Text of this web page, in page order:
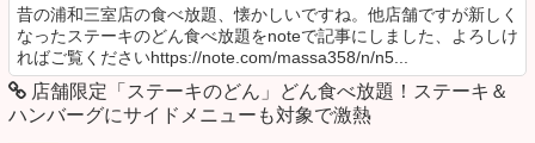
昔の浦和三室店の食べ放題、懐かしいですね。他店舗ですが新しく
なったステーキのどん食べ放題をnoteで記事にしました、よろしけ
ればご覧くださいhttps://note.com/massa358/n/n5...
店舗限定「ステーキのどん」どん食べ放題！ステーキ＆
ハンバーグにサイドメニューも対象で激熱